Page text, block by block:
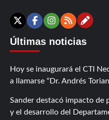
X Facebook
Instagram
RSS
Últimas noticias
Hoy se inaugurará el CTI
a llamarse “Dr. Andrés
Sander destacó impacto de
y el desarrollo del